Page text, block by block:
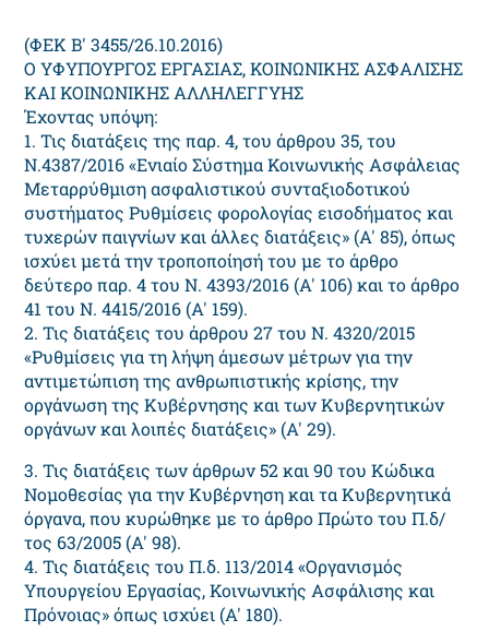
(ΦΕΚ Β' 3455/26.10.2016)
Ο ΥΦΥΠΟΥΡΓΟΣ ΕΡΓΑΣΙΑΣ, ΚΟΙΝΩΝΙΚΗΣ ΑΣΦΑΛΙΣΗΣ
ΚΑΙ ΚΟΙΝΩΝΙΚΗΣ ΑΛΛΗΛΕΓΓΥΗΣ
Έχοντας υπόψη:
1. Τις διατάξεις της παρ. 4, του άρθρου 35, του
Ν.4387/2016 «Ενιαίο Σύστημα Κοινωνικής Ασφάλειας
Μεταρρύθμιση ασφαλιστικού συνταξιοδοτικού
συστήματος Ρυθμίσεις φορολογίας εισοδήματος και
τυχερών παιγνίων και άλλες διατάξεις» (Α' 85), όπως
ισχύει μετά την τροποποίησή του με το άρθρο
δεύτερο παρ. 4 του Ν. 4393/2016 (Α' 106) και το άρθρο
41 του Ν. 4415/2016 (Α' 159).
2. Τις διατάξεις του άρθρου 27 του Ν. 4320/2015
«Ρυθμίσεις για τη λήψη άμεσων μέτρων για την
αντιμετώπιση της ανθρωπιστικής κρίσης, την
οργάνωση της Κυβέρνησης και των Κυβερνητικών
οργάνων και λοιπές διατάξεις» (Α' 29).
3. Τις διατάξεις των άρθρων 52 και 90 του Κώδικα
Νομοθεσίας για την Κυβέρνηση και τα Κυβερνητικά
όργανα, που κυρώθηκε με το άρθρο Πρώτο του Π.δ/
τος 63/2005 (Α' 98).
4. Τις διατάξεις του Π.δ. 113/2014 «Οργανισμός
Υπουργείου Εργασίας, Κοινωνικής Ασφάλισης και
Πρόνοιας» όπως ισχύει (Α' 180).